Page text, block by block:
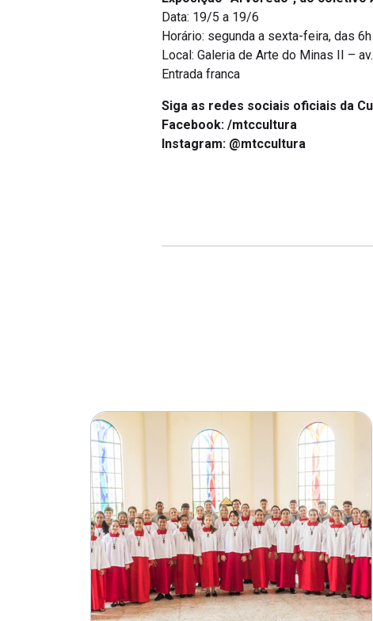
Data: 19/5 a 19/6
Horário: segunda a sexta-feira, das
Local: Galeria de Arte do Minas II –
Entrada franca
Siga as redes sociais oficiais da
Facebook: /mtccultura
Instagram: @mtccultura